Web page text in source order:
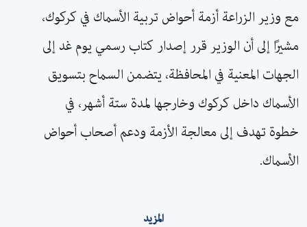
مع وزير الزراعة أزمة أحواض تربية الأسماك في كركوك،
مشيرًا إلى أن الوزير قرر إصدار كتاب رسمي يوم غد إلى
الجهات المعنية في المحافظة، يتضمن السماح بتسويق
الأسماك داخل كركوك وخارجها لمدة ستة أشهر، في
خطوة تهدف إلى معالجة الأزمة ودعم أصحاب أحواض
الأسماك.
المزيد